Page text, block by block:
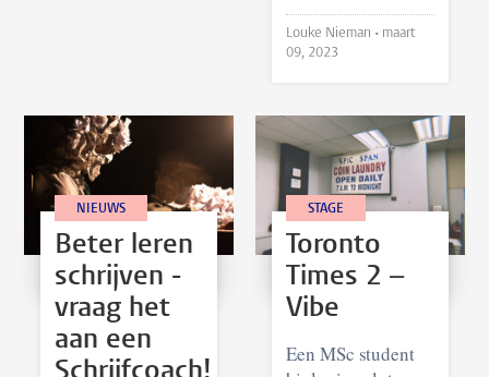
Louke Nieman • maart
09, 2023
NIEUWS
Beter leren
schrijven -
vraag het
aan een
STAGE
Toronto
Times 2 –
Vibe
Een MSc student